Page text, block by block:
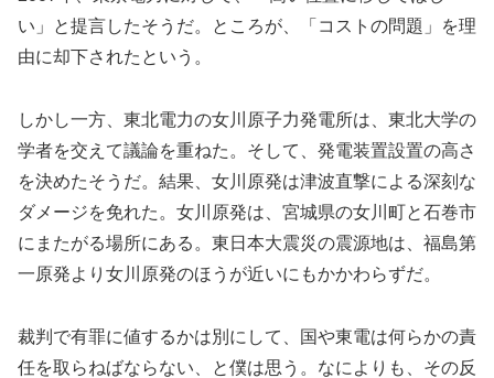
い」と提言したそうだ。ところが、「コストの問題」を理
由に却下されたという。
しかし一方、東北電力の女川原子力発電所は、東北大学の
学者を交えて議論を重ねた。そして、発電装置設置の高さ
を決めたそうだ。結果、女川原発は津波直撃による深刻な
ダメージを免れた。女川原発は、宮城県の女川町と石巻市
にまたがる場所にある。東日本大震災の震源地は、福島第
一原発より女川原発のほうが近いにもかかわらずだ。
裁判で有罪に値するかは別にして、国や東電は何らかの責
任を取らねばならない、と僕は思う。なによりも、その反